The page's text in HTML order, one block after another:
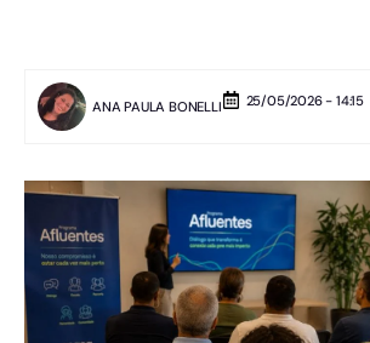
ANA PAULA BONELLI 25/05/2026 - 14:15